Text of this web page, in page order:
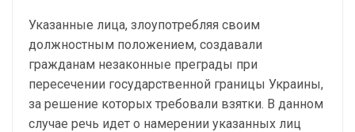
Указанные лица, злоупотребляя своим
должностным положением, создавали
гражданам незаконные преграды при
пересечении государственной границы Украины,
за решение которых требовали взятки. В данном
случае речь идет о намерении указанных лиц